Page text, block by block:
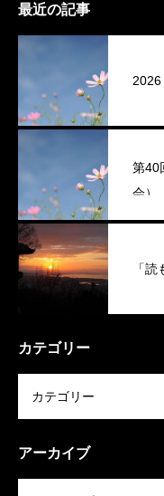
最近の記事
第40
会）
「
カテゴリー
アーカイブ